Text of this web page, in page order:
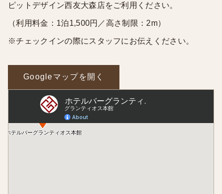
ピットデザイン西友大森店をご利用ください。
（利用料金：1泊1,500円／高さ制限：2m）
※チェックインの際にスタッフにお伝えください。
Googleマップを開く